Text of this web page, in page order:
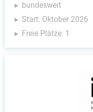
bundesweit
Start: Oktober 2026
Freie Plätze: 1